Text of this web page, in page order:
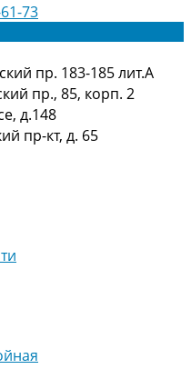
73
пр. 183-185 лит.А
пр., 85, корп. 2
д.148
пр-кт, д. 65